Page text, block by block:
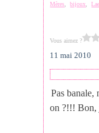
Mères ,bijoux ,
Vous aimez ?
11 mai 2010
Pas banale,
on ?!!! Bon,